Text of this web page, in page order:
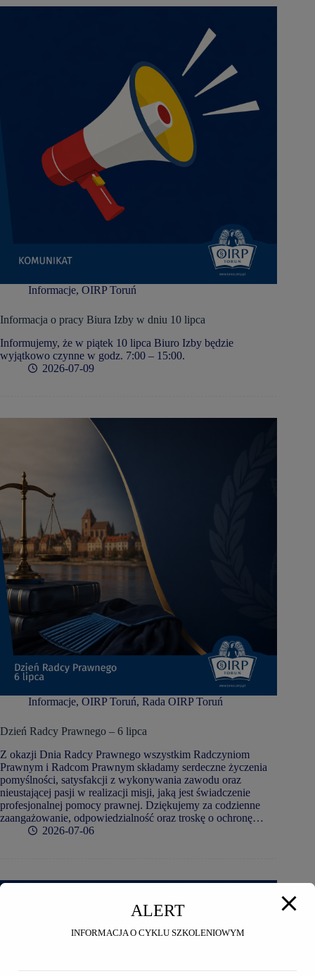
Informacje, OIRP Toruń
Informacja o pracy Biura Izby w dniu 10 lipca
Informujemy, że w piątek 10 lipca Biuro Izby będzie
wyjątkowo czynne w godz. 7:00 – 15:00.
2026-07-09
Informacje, OIRP Toruń, Rada OIRP Toruń
Dzień Radcy Prawnego – 6 lipca
Z okazji Dnia Radcy Prawnego wszystkim Radczyniom
Prawnym i Radcom Prawnym składamy serdeczne życzenia
pomyślności, satysfakcji z wykonywania zawodu oraz
nieustającej pasji w realizacji misji, jaką jest świadczenie
profesjonalnej pomocy prawnej. Dziękujemy za codzienne
zaangażowanie, odpowiedzialność oraz troskę o ochronę…
2026-07-06
ALERT
INFORMACJA O CYKLU SZKOLENIOWYM